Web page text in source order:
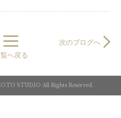
次のブログへ
へ戻る
STUDIO All Rights Reserved.